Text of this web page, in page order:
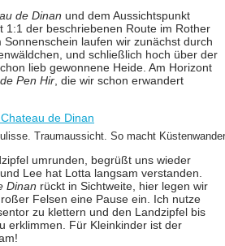
de Dinan und dem Aussichtspunkt
1:1 der beschriebenen Route im Rother
laufen wir zunächst durch
und schließlich hoch über der
lieb gewonnene Heide. Am Horizont
Pen Hir, die wir schon erwandert
Traumaussicht. So macht
umrunden, begrüßt uns wieder
Lee hat Lotta langsam verstanden.
Dinan rückt in Sichtweite, hier legen wir
Felsen eine Pause ein. Ich nutze
zu klettern und den Landzipfel bis
erklimmen. Für Kleinkinder ist der